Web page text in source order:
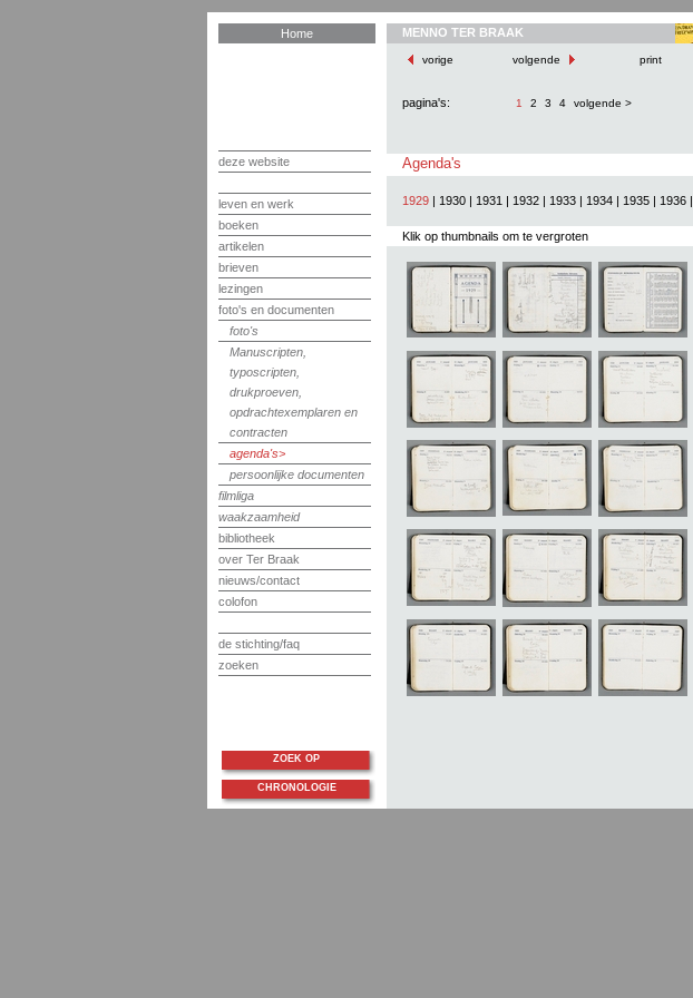
Home
deze website
leven en werk
boeken
artikelen
brieven
lezingen
foto's en documenten
foto's
Manuscripten,
typoscripten,
drukproeven,
opdrachtexemplaren en
contracten
agenda's
persoonlijke documenten
filmliga
waakzaamheid
bibliotheek
over Ter Braak
nieuws/contact
colofon
de stichting/faq
zoeken
MENNO TER BRAAK
vorige volgende print
pagina's: 1 2 3 4 volgende >
Agenda's
1929| 1930| 1931 | 1932| 1933| 1934| 1935| 1936|
Klik op thumbnails om te vergroten
ZOEK OP
CHRONOLOGIE